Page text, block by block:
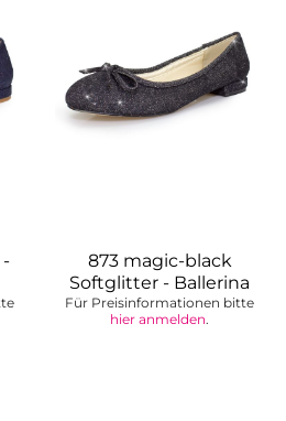
-
873 magic-black
Softglitter - Ballerina
Für Preisinformationen bitte
hier anmelden.